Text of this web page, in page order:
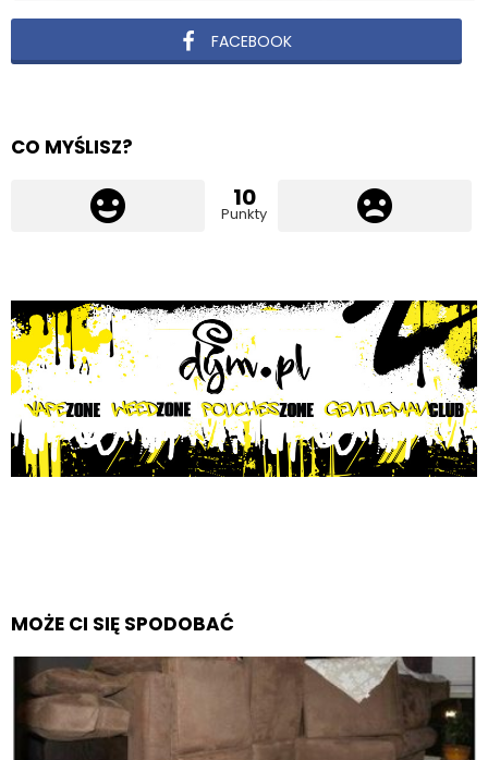
FACEBOOK
CO MYŚLISZ?
10
Punkty
MOŻE CI SIĘ SPODOBAĆ